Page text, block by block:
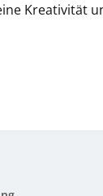
Kreativität